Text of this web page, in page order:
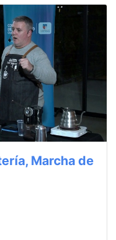
Marcha de